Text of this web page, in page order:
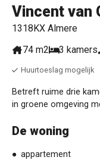
Vincent van
1318KX Almere
74 m2
3 kamers
Huurtoeslag mogelijk
Betreft ruime drie
in groene omgeving
De woning
appartement